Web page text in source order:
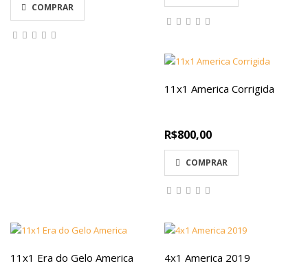
COMPRAR
11x1 America Corrigida
R$800,00
COMPRAR
11x1 Era do Gelo America 4x1 America 2019